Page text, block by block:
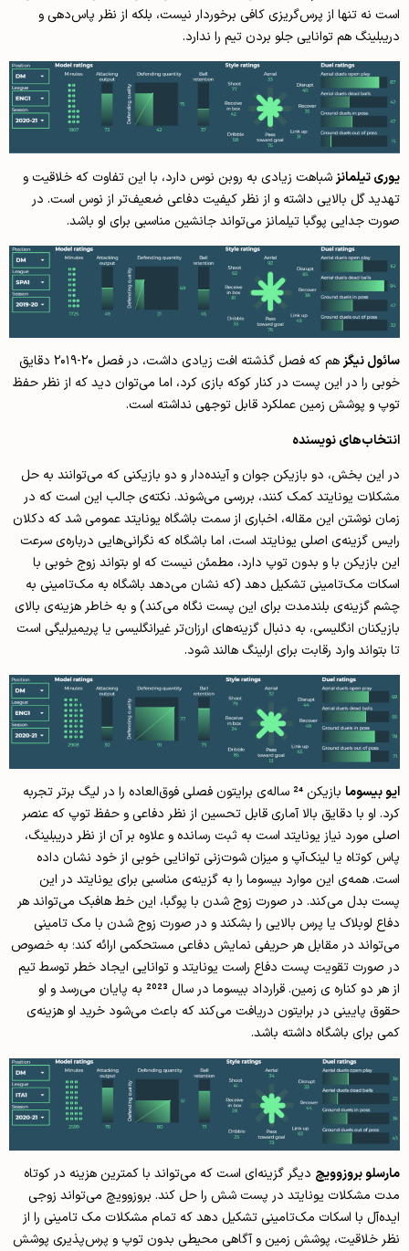
است نه تنها از پرس‌گریزی کافی برخوردار نیست، بلکه از نظر پاس‌دهی و
دریبلینگ هم توانایی جلو بردن تیم را ندارد.
یوری تیلمانزشباهت زیادی به روبن نوس دارد، با این تفاوت که خلاقیت و
تهدید گل بالایی داشته و از نظر کیفیت دفاعی ضعیف‌تر از نوس است. در
صورت جدایی پوگبا تیلمانز می‌تواند جانشین مناسبی برای او باشد.
سائول نیگز
هم که فصل گذشته افت زیادی داشت، در فصل ۲۰-۲۰۱۹ دقایق
خوبی را در این پست در کنار کوکه بازی کرد، اما می‌توان دید که از نظر حفظ
توپ و پوشش زمین عملکرد قابل توجهی نداشته است.
انتخاب‌های نویسنده
در این بخش، دو بازیکن جوان و آینده‌دار و دو بازیکنی که می‌توانند به حل
مشکلات یونایتد کمک کنند، بررسی می‌شوند. نکته‌ی جالب این است که در
زمان نوشتن این مقاله، اخباری از سمت باشگاه یونایتد عمومی شد که دکلان
رایس گزینه‌ی اصلی یونایتد است، اما باشگاه که نگرانی‌هایی درباره‌ی سرعت
این بازیکن با و بدون توپ دارد، مطمئن نیست که او بتواند زوج خوبی با
اسکات مک‌تامینی تشکیل دهد (که نشان می‌دهد باشگاه به مک‌تامینی به
چشم گزینه‌ی بلندمدت برای این پست نگاه می‌کند) و به خاطر هزینه‌ی بالای
بازیکنان انگلیسی، به دنبال گزینه‌های ارزان‌تر غیرانگلیسی یا پریمیرلیگی‌ است
تا بتواند وارد رقابت برای ارلینگ هالند شود.
ایو بیسوما
بازیکن 24 ساله‌ی برایتون فصلی فوق‌العاده را در لیگ برتر تجربه
کرد. او با دقایق بالا آماری قابل تحسین از نظر دفاعی و حفظ توپ که عنصر
اصلی مورد نیاز یونایتد است به ثبت رسانده و علاوه بر آن از نظر دریبلینگ،
پاس کوتاه یا لینک‌آپ و میزان شوت‌زنی توانایی خوبی از خود نشان داده
است. همه‌ی این موارد بیسوما را به گزینه‌ی مناسبی برای یونایتد در این
پست بدل می‌کند. در صورت زوج شدن با پوگبا، این خط هافبک می‌تواند هر
دفاع لوبلاک یا پرس بالایی را بشکند و در صورت زوج شدن با مک تامینی
می‌تواند در مقابل هر حریفی نمایش دفاعی مستحکمی ارائه کند؛ به خصوص
در صورت تقویت پست دفاع راست یونایتد و توانایی ایجاد خطر توسط تیم
از هر دو کناره ی زمین. قرارداد بیسوما در سال 2023 به پایان می‌رسد و او
حقوق پایینی در برایتون دریافت می‌کند که باعث می‌شود خرید او هزینه‌ی
کمی برای باشگاه داشته باشد.
مارسلو بروزوویچ دیگر گزینه‌ای است که می‌تواند با کمترین هزینه در کوتاه
مدت مشکلات یونایتد در پست شش را حل کند. بروزوویچ می‌تواند زوجی
ایده‌آل با اسکات مک‌تامینی تشکیل دهد که تمام مشکلات مک تامینی را از
نظر خلاقیت، پوشش زمین و آگاهی محیطی بدون توپ و پرس‌پذیری پوشش